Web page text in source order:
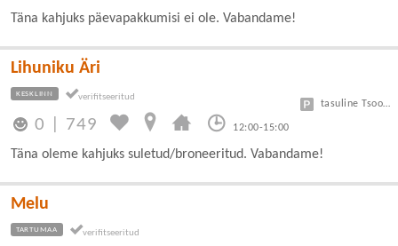
Täna kahjuks päevapakkumisi ei ole. Vabandame!
Lihuniku Äri
KESKLINN
0 749 12:00-15:00
tasuline Tsoon A 3 eur/h, B 1,5 eur/h
Täna oleme kahjuks suletud/broneeritud. Vabandame!
Melu
TARTUMAA